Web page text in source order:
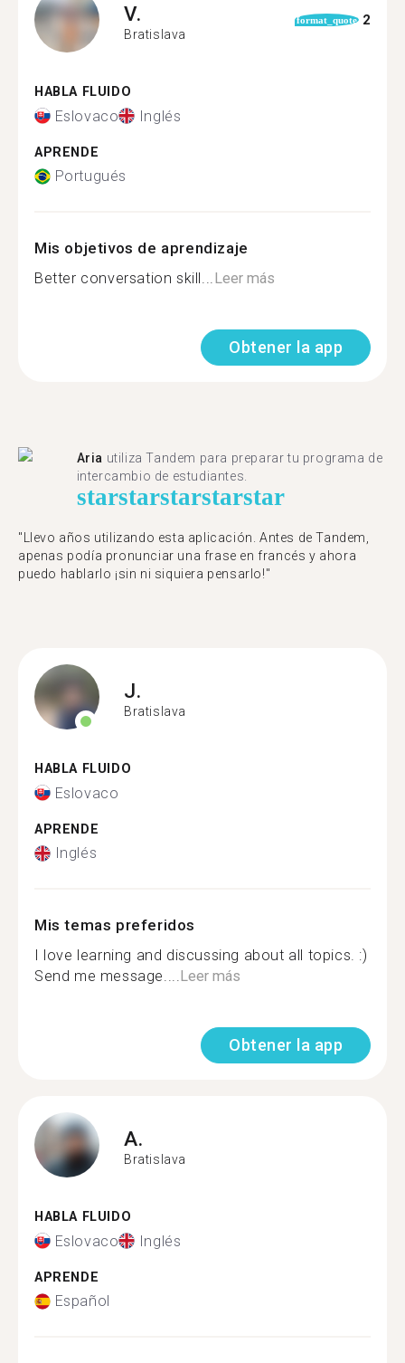
V.
Bratislava
format_quote 2
HABLA FLUIDO
Eslovaco Inglés
APRENDE
Portugués
Mis objetivos de aprendizaje
Better conversation skill...Leer más
Obtener la app
Aria utiliza Tandem para preparar tu programa de
intercambio de estudiantes.
starstarstarstarstar
"Llevo años utilizando esta aplicación. Antes de Tandem,
apenas podía pronunciar una frase en francés y ahora
puedo hablarlo ¡sin ni siquiera pensarlo!"
J.
Bratislava
HABLA FLUIDO
Eslovaco
APRENDE
Inglés
Mis temas preferidos
I love learning and discussing about all topics. :)
Send me message....Leer más
Obtener la app
A.
Bratislava
HABLA FLUIDO
Eslovaco Inglés
APRENDE
Español